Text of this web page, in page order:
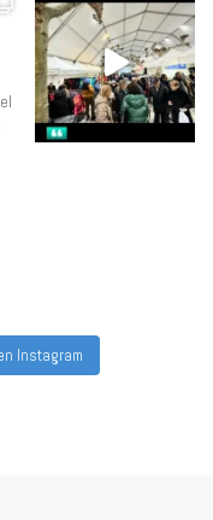
Instagram